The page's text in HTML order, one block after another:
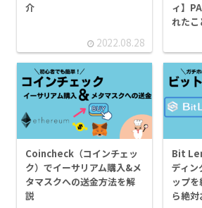
介
2022.08.28
ィ】
れた
Coincheck（コインチェッ
ク）でイーサリアム購入&メ
タマスクへの送金方法を解
説
Bit
ディン
ップ
ら絶対